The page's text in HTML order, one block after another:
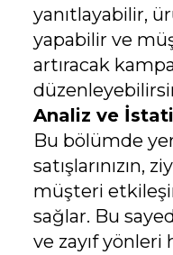
yanıtlayabilir,
yapabilir ve
artıracak
Analiz ve
Bu bölümde
satışlarınızın,
müşteri
sağlar. Bu
ve zayıf yönleri